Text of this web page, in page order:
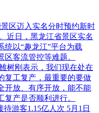
区迈入实名分时预约新时
近日，黑龙江省景区实名
统以“趣龙江”平台为载
客流管控等难题。
树刚表示，我们现在处在
复工复产，最重要的要做
开放、有序开放，能不能
产是否顺利进行。
待游客1.15亿人次 5月1日